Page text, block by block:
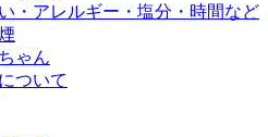
・アレルギー・塩分・時間など
ゃん
ついて